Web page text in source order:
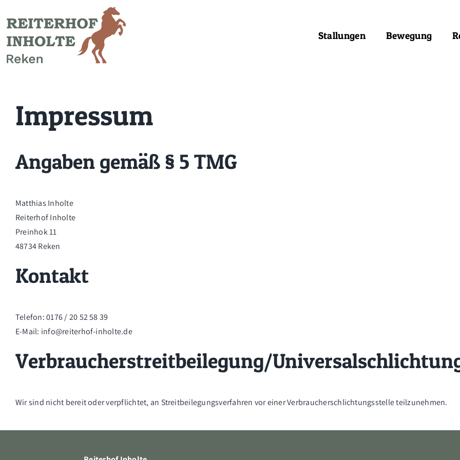
Inhalt
springen
Stallungen Bewegung
Impressum
Angaben gemäß § 5 TMG
Matthias Inholte
Reiterhof Inholte
Preinhok 11
48734 Reken
Kontakt
Telefon: 0176 / 20 52 58 39
E-Mail: info@reiterhof-inholte.de
Verbraucher­streit­beilegung/
Wir sind nicht bereit oder verpflichtet, an Streitbeilegungsverfahren vor einer Verbraucherschlichtungsstelle teilzunehmen.